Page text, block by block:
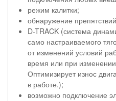
режим калитки;
обнаружение
D-TRACK (система
само настраиваемого
от изменений условий
время или при
Оптимизирует износ
в работе.);
возможно подключение